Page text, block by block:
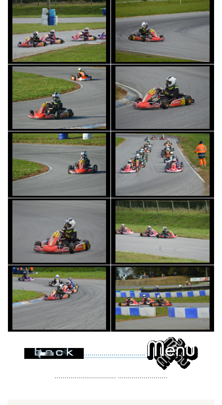
...............................
............................... .........................